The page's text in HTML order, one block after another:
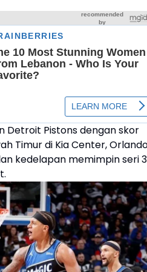
Detroit Pistons dengan skor
Timur di Kia Center,
kedelapan memimpin seri